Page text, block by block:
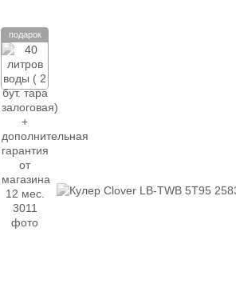
подарок